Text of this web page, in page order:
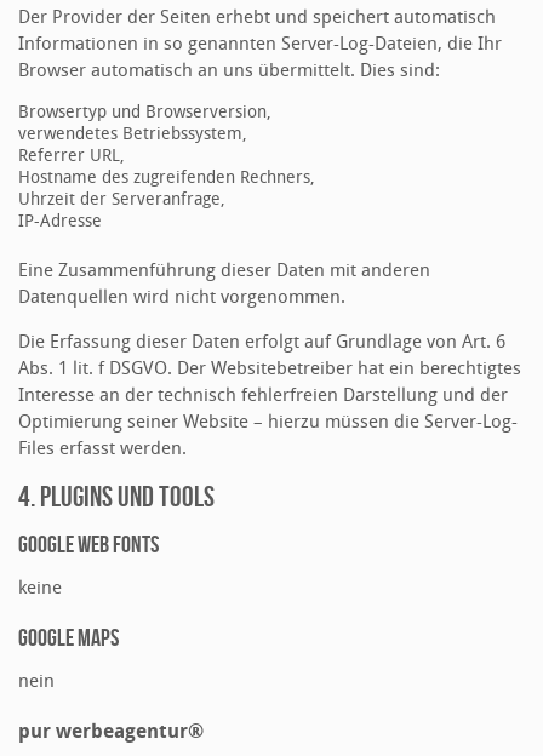
Der Provider der Seiten erhebt und speichert automatisch
Informationen in so genannten Server-Log-Dateien, die Ihr
Browser automatisch an uns übermittelt. Dies sind:
Browsertyp und Browserversion,
verwendetes Betriebssystem,
Referrer URL,
Hostname des zugreifenden Rechners,
Uhrzeit der Serveranfrage,
IP-Adresse
Eine Zusammenführung dieser Daten mit anderen
Datenquellen wird nicht vorgenommen.
Die Erfassung dieser Daten erfolgt auf Grundlage von Art. 6
Abs. 1 lit. f DSGVO. Der Websitebetreiber hat ein berechtigtes
Interesse an der technisch fehlerfreien Darstellung und der
Optimierung seiner Website – hierzu müssen die Server-Log-
Files erfasst werden.
4. PLUGINS UND TOOLS
Google Web Fonts
keine
Google Maps
nein
pur werbeagentur®